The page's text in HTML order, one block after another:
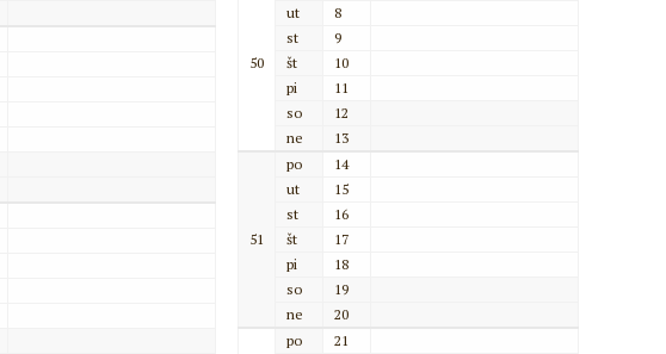
50
ut
8
st
9
št
10
pi
11
so
12
ne
13
51
po
14
ut
15
st
16
št
17
pi
18
so
19
ne
20
po
21